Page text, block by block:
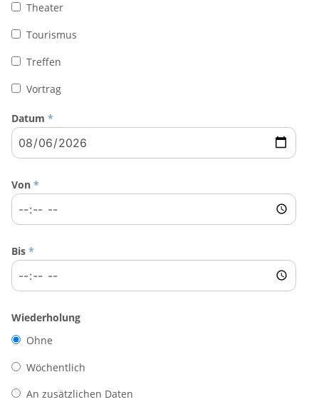
Theater
Tourismus
Treffen
Vortrag
Datum *
Von *
Bis *
Wiederholung
Ohne
Wöchentlich
An zusätzlichen Daten